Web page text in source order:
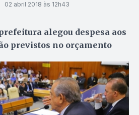
02 abril 2018 às 12h43
alegou despesa aos
previstos no orçamento